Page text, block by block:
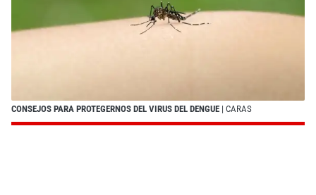
CONSEJOS PARA PROTEGERNOS DEL VIRUS DEL DENGUE | CARAS